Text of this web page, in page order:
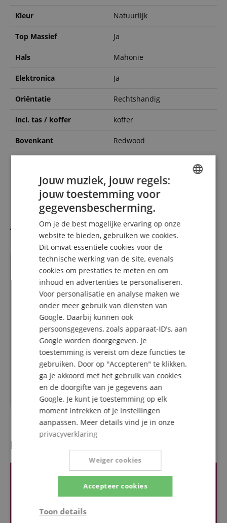
Kleur Natuurlijk
Top Massief Ja
Hals Mahonie
Elektronica Ja
Oriëntatie Rechtshandig
incl. tas / koffer koffer
Bovenkant Redwood
Topkam breedte 45 mm
Accesoires
past precies
1
Kirstein Action Control Neck
Tool Voor Taylor Next
Generation
29,00€
Recensies van klanten
ITALIAN
SPANISH
Jouw muziek, jouw regels:
jouw toestemming voor
gegevensbescherming.
Om je de best mogelijke ervaring op onze
website te bieden, gebruiken we cookies.
Dit omvat essentiële cookies voor de
technische werking van de site, evenals
cookies om prestaties te meten en om
inhoud en advertenties te personaliseren.
Voor personalisatie en analyse maken we
onder meer gebruik van diensten van
Google. Daarbij kunnen ook
persoonsgegevens, zoals apparaat-ID's, aan
Google worden doorgegeven. Je
toestemming is vereist om deze functies te
gebruiken. Door op "Accepteren" te klikken,
ga je akkoord met het gebruik van cookies
en de doorgifte van je gegevens aan
Google. Je kunt je toestemming op elk
moment intrekken of je instellingen
aanpassen. Meer details vind je in onze
privacyverklaring
Accepteer cookies
Weiger cookies
Toon details